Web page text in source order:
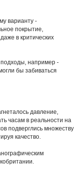
варианту -
покрытие,
в критических
например -
бы забиваться
давление,
часам в реальности на
подверглись множеству
качество.